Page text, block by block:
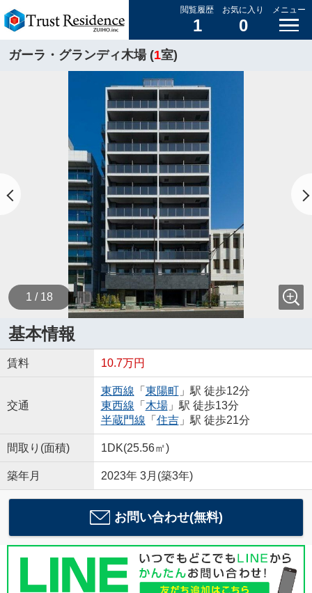
閲覧履歴
1
お気に入り
0
メニュー
ガーラ・グランディ木場 (1室)
1 / 18
基本情報
賃料 10.7万円
交通
東西線 「 東陽町」駅 徒歩12分
東西線 「 木場」駅 徒歩13分
半蔵門線 「 住吉」駅 徒歩21分
間取り(面積) 1DK(25.56㎡)
築年月 2023年 3月(築3年)
お問い合わせ(無料)